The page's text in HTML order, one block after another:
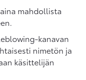
mahdollista
kanavan
nimetön ja
käsittelijän